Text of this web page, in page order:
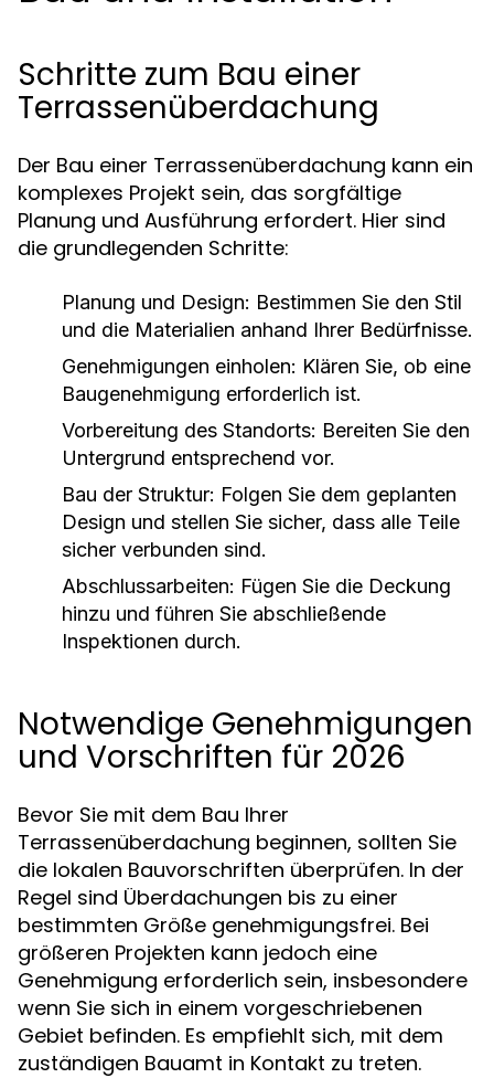
Schritte zum Bau einer
Terrassenüberdachung
Der Bau einer Terrassenüberdachung kann ein
komplexes Projekt sein, das sorgfältige
Planung und Ausführung erfordert. Hier sind
die grundlegenden Schritte:
Planung und Design: Bestimmen Sie den Stil
und die Materialien anhand Ihrer Bedürfnisse.
Genehmigungen einholen: Klären Sie, ob eine
Baugenehmigung erforderlich ist.
Vorbereitung des Standorts: Bereiten Sie den
Untergrund entsprechend vor.
Bau der Struktur: Folgen Sie dem geplanten
Design und stellen Sie sicher, dass alle Teile
sicher verbunden sind.
Abschlussarbeiten: Fügen Sie die Deckung
hinzu und führen Sie abschließende
Inspektionen durch.
Notwendige Genehmigungen
und Vorschriften für 2026
Bevor Sie mit dem Bau Ihrer
Terrassenüberdachung beginnen, sollten Sie
die lokalen Bauvorschriften überprüfen. In der
Regel sind Überdachungen bis zu einer
bestimmten Größe genehmigungsfrei. Bei
größeren Projekten kann jedoch eine
Genehmigung erforderlich sein, insbesondere
wenn Sie sich in einem vorgeschriebenen
Gebiet befinden. Es empfiehlt sich, mit dem
zuständigen Bauamt in Kontakt zu treten.